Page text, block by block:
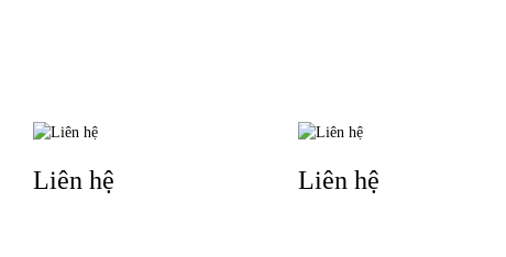
Liên hệ Liên hệ